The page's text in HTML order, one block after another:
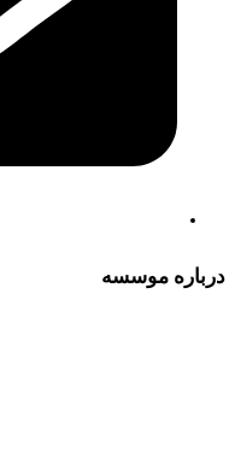
درباره موسسه